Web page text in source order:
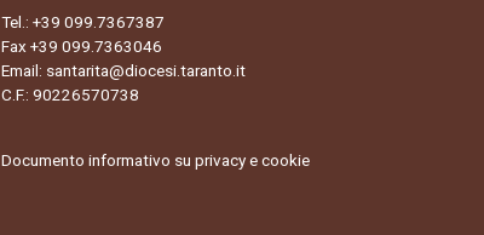
Tel.: +39 099.7367387
Fax +39 099.7363046
Email: santarita@diocesi.taranto.it
C.F.: 90226570738
Documento informativo su privacy e cookie